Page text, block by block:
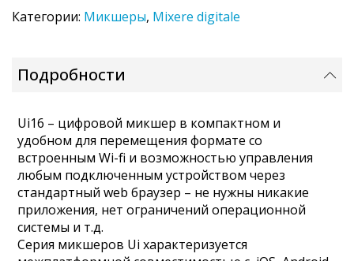
Категории: Микшеры, Mixere digitale
Подробности
Ui16 – цифровой микшер в компактном и
удобном для перемещения формате со
встроенным Wi-fi и возможностью управления
любым подключенным устройством через
стандартный web браузер – не нужны никакие
приложения, нет ограничений операционной
системы и т.д.
Серия микшеров Ui характеризуется